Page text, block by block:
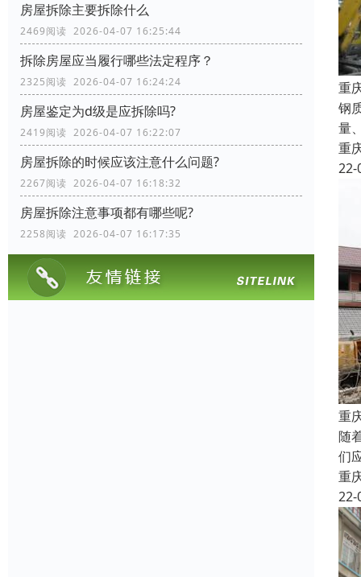
房屋拆除主要拆除什么
2469阅读 2026-04-07 16:25:44
拆除房屋应当履行哪些法定程序？
2325阅读 2026-04-07 16:24:24
房屋鉴定为d级是应拆除吗?
2419阅读 2026-04-07 16:22:07
房屋拆除的时候应该注意什么问题?
2267阅读 2026-04-07 16:18:32
房屋拆除注意事项都有哪些呢?
2258阅读 2026-04-07 16:17:35
重
钢
量
重
22-
重
随
们
重
22-